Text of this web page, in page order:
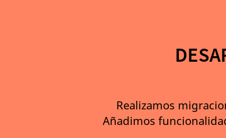
Realizamos
Añadimos